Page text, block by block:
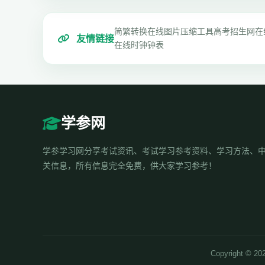
友情链接
简繁转换在线图片压缩工具高考招生网在
在线时钟钟表
学参网
学参学习网分享考试资讯、考试学习参考资料、学习方法、
关信息，所有信息完全免费，供大家学习参考！
Copyright ©